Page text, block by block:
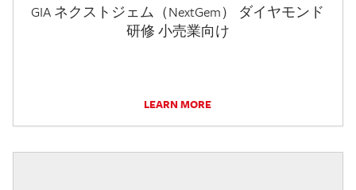
GIA ネクストジェム（NextGem） ダイヤモンド
研修 小売業向け
LEARN MORE